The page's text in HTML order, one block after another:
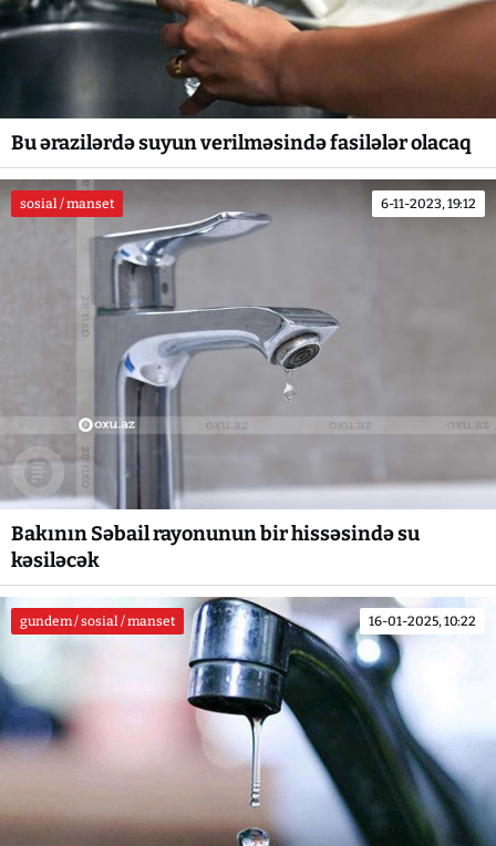
Bu ərazilərdə suyun verilməsində fasilələr olacaq
sosial / manset 6-11-2023, 19:12
Bakının Səbail rayonunun bir hissəsində su
kəsiləcək
gundem / sosial / manset 16-01-2025, 10:22